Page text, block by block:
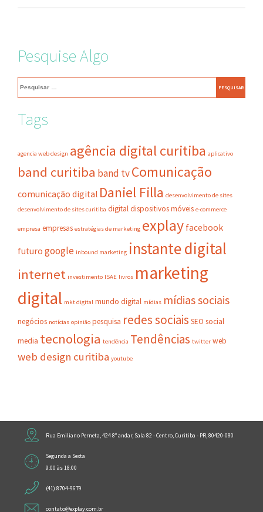
Pesquise Algo
por:
Tags
agencia web design agência digital curitiba aplicativo
band curitiba band tvComunicação
comunicação digital Daniel Filla desenvolvimento de sites
desenvolvimento de sites curitiba digitaldispositivos móveis e-commerce
empresa empresas estratégias de marketing explay facebook
futuro google inbound marketing instante digital
internet investimento ISAE livros marketing
digital mkt digital mundo digital mídias mídias sociais
negócios notícias opinião pesquisa redes sociais SEO social
media tecnologia tendência Tendências twitter web
web design curitiba youtube
Rua Emiliano Perneta, 424 8º andar, Sala 82 - Centro, Curitiba - PR, 80420-080
Segunda a Sexta
9:00 às 18:00
(41) 8704-9679
contato@explay.com.br